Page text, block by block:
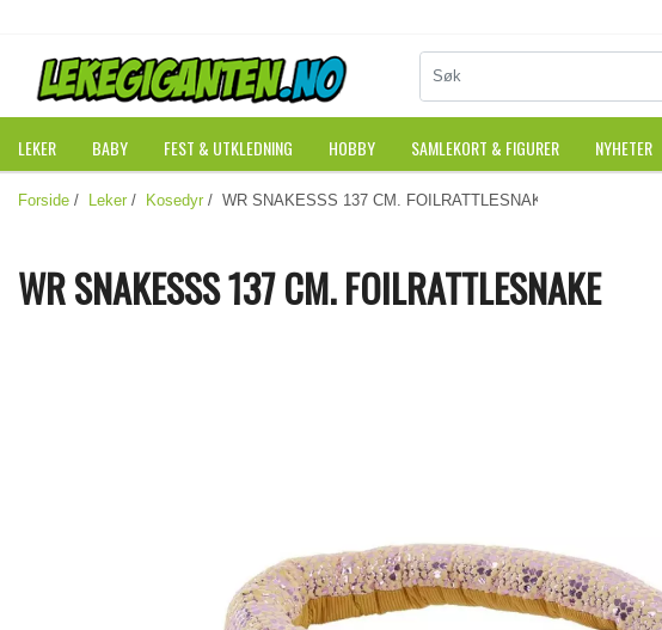
LEKER BABY FEST & UTKLEDNING HOBBY SAMLEKORT & FIGURER NYHETER
Forside / Leker / Kosedyr / WR SNAKESSS 137 CM. FOILRATTLESNAKE
WR SNAKESSS 137 CM. FOILRATTLESNAKE